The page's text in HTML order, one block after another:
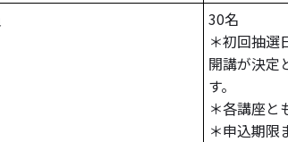
30名
＊初回抽選
開講が決定
す。
＊各講座と
＊申込期限